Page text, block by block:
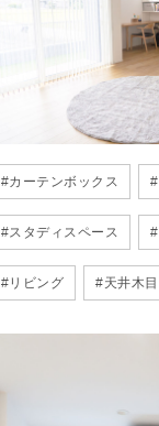
#カーテンボックス #
#スタディスペース #
# リビング #天井木目